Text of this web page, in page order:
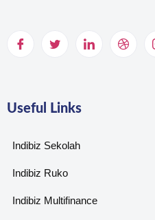
Useful Links
Indibiz Sekolah
Indibiz Ruko
Indibiz Multifinance